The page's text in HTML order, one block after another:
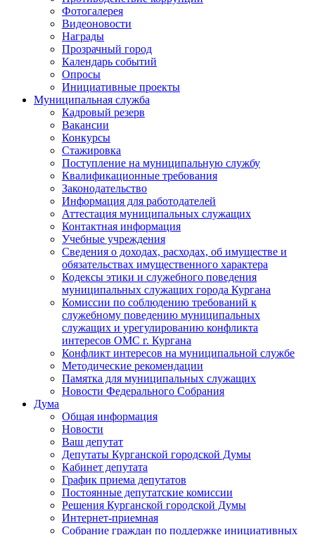
Фотогалерея
Видеоновости
Награды
Прозрачный город
Календарь событий
Опросы
Инициативные проекты
Муниципальная служба
Кадровый резерв
Вакансии
Конкурсы
Стажировка
Поступление на муниципальную службу
Квалификационные требования
Законодательство
Информация для работодателей
Аттестация муниципальных служащих
Контактная информация
Учебные учреждения
Сведения о доходах, расходах, об имуществе и
обязательствах имущественного характера
Кодексы этики и служебного поведения
муниципальных служащих города Кургана
Комиссии по соблюдению требований к
служебному поведению муниципальных
служащих и урегулированию конфликта
интересов ОМС г. Кургана
Конфликт интересов на муниципальной службе
Методические рекомендации
Памятка для муниципальных служащих
Новости Федерального Cобрания
Дума
Общая информация
Новости
Ваш депутат
Депутаты Курганской городской Думы
Кабинет депутата
График приема депутатов
Постоянные депутатские комиссии
Решения Курганской городской Думы
Интернет-приемная
Собрание граждан по поддержке инициативных